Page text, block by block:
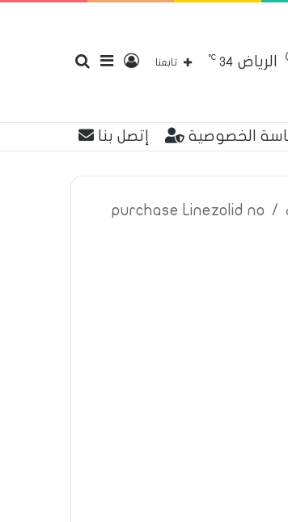
إضافة
عمود
تسجيل
الدخول
تابعنا الرياض 34
℃
الخصوصية إتصل بنا
/
purchase Linezolid no